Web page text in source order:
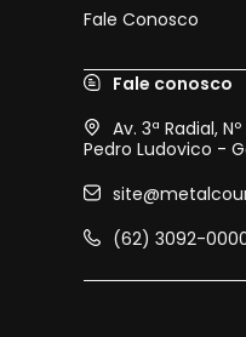
Fale Conosco
Fale conosco
Av. 3ª Radial,
Pedro Ludovico -
(62) 3092-